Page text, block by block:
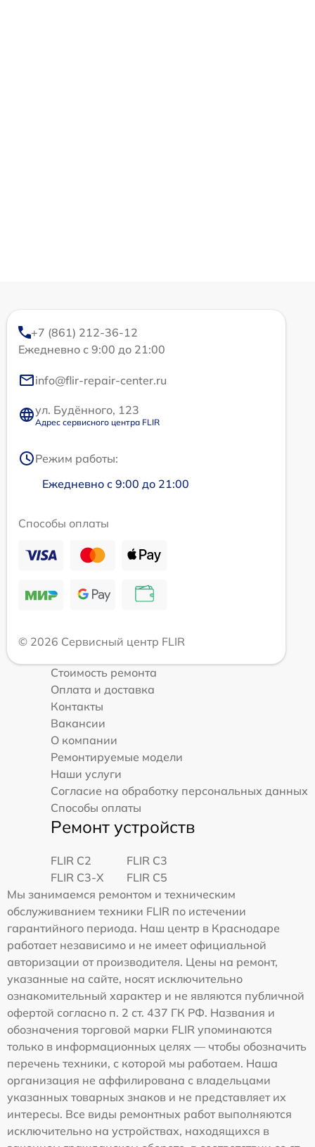
+7 (861) 212-36-12
Ежедневно с 9:00 до 21:00
info@flir-repair-center.ru
ул. Будённого, 123
Адрес сервисного центра FLIR
Режим работы:
Ежедневно с 9:00 до 21:00
Способы оплаты
© 2026 Сервисный центр FLIR
Стоимость ремонта
Оплата и доставка
Контакты
Вакансии
О компании
Ремонтируемые модели
Наши услуги
Согласие на обработку персональных данных
Способы оплаты
Ремонт устройств
FLIR C2
FLIR С3
FLIR С3-Х
FLIR С5
Мы занимаемся ремонтом и техническим
обслуживанием техники FLIR по истечении
гарантийного периода. Наш центр в Краснодаре
работает независимо и не имеет официальной
авторизации от производителя. Цены на ремонт,
указанные на сайте, носят исключительно
ознакомительный характер и не являются публичной
офертой согласно п. 2 ст. 437 ГК РФ. Названия и
обозначения торговой марки FLIR упоминаются
только в информационных целях — чтобы обозначить
перечень техники, с которой мы работаем. Наша
организация не аффилирована с владельцами
указанных товарных знаков и не представляет их
интересы. Все виды ремонтных работ выполняются
исключительно на устройствах, находящихся в